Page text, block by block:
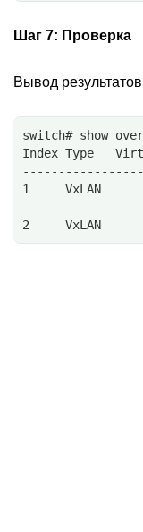
Шаг 7: Проверка
Вывод
switch# show
Index Type
1     VxLAN
2     VxLAN